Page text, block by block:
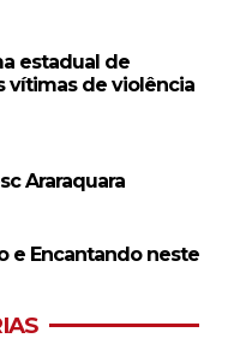
estadual de
vítimas de violência
Araraquara
e Encantando neste